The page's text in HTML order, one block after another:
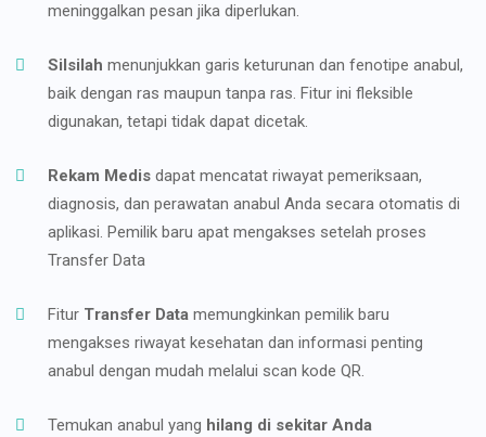
meninggalkan pesan jika diperlukan.
Silsilah menunjukkan garis keturunan dan fenotipe anabul,
baik dengan ras maupun tanpa ras. Fitur ini fleksible
digunakan, tetapi tidak dapat dicetak.
Rekam Medis dapat mencatat riwayat pemeriksaan,
diagnosis, dan perawatan anabul Anda secara otomatis di
aplikasi. Pemilik baru apat mengakses setelah proses
Transfer Data
Fitur Transfer Data memungkinkan pemilik baru
mengakses riwayat kesehatan dan informasi penting
anabul dengan mudah melalui scan kode QR.
Temukan anabul yang hilang di sekitar Anda